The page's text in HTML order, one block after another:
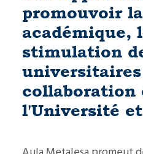
promouvoir
académique,
stimulation
collaboration
l'Université